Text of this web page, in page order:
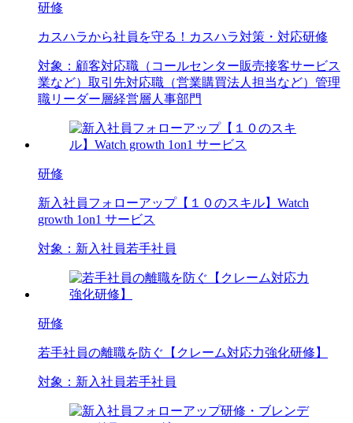
研修
カスハラから社員を守る！カスハラ対策・対応研修
対象： 顧客対応職（コールセンター販売接客サービス
業など） 取引先対応職（営業購買法人担当など） 管理
職リーダー層経営層 人事部門
研修
新入社員フォローアップ【１０のスキル】Watch
growth 1on1 サービス
対象： 新入社員若手社員
研修
若手社員の離職を防ぐ【クレーム対応力強化研修】
対象： 新入社員若手社員